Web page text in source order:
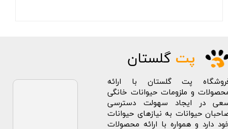
پت گلستان
پت گلستان با ارائه
و ملزومات حیوانات خانگی
در ایجاد سهولت دسترسی
حیوانات به نیازهای حیوانات
دارد و همواره با ارائه محصولات